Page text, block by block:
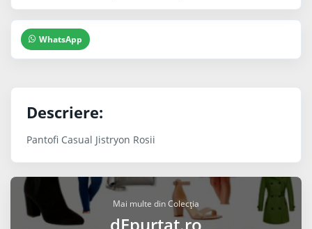
WhatsApp
Descriere:
Pantofi Casual Jistryon Rosii
Mai multe din Colecția
dEpurtat.ro